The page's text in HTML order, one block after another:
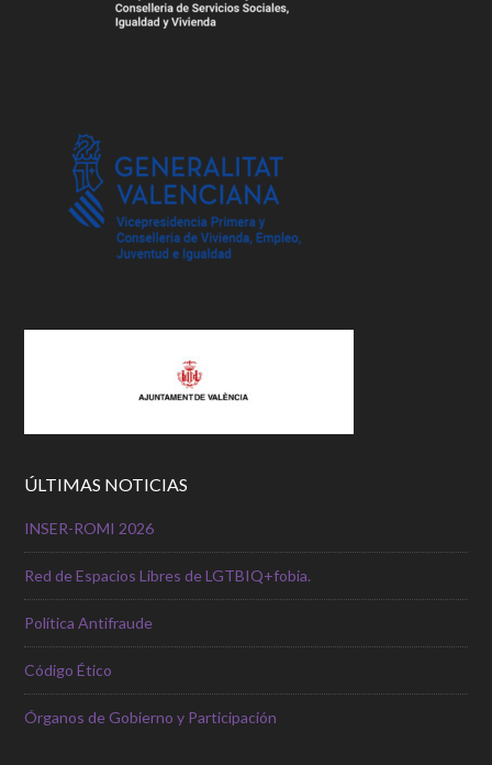
ÚLTIMAS NOTICIAS
INSER-ROMI 2026
Red de Espacios Libres de LGTBIQ+fobia.
Política Antifraude
Código Ético
Órganos de Gobierno y Participación